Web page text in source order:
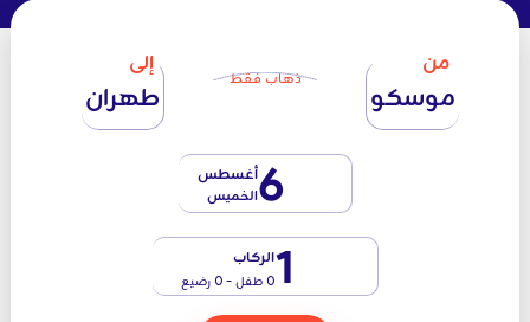
من
موسكو ذهاب فقط
إلى
طهران
6أغسطس
الخميس
1الركاب
0 طفل - 0 رضيع